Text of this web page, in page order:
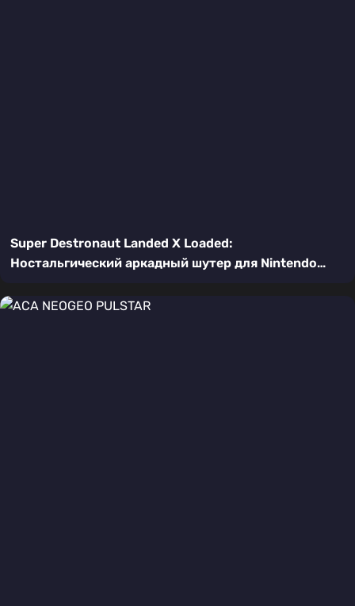
Super Destronaut Landed X Loaded:
Ностальгический аркадный шутер для Nintendo